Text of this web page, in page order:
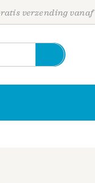
verzending